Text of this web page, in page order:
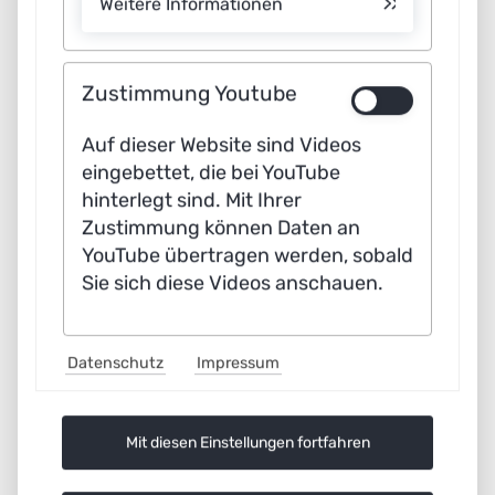
Wechselwirkungen zu stellen und sich
Kompensationsmechanismen zu
überlegen. Wenn man weiß, dass ein
sinkender Fleischkonsum sich auf
bestimmte Züchtungen auswirken
wird, weil deren Fleisch dann weniger
nachgefragt wird, könnte man über
nachdenken oder besondere
definieren. Oder man entscheidet,
dass man bestimmte Tierarten nicht
Zustimmung Youtube
Auf dieser Website sind Videos
eingebettet, die bei YouTube
hinterlegt sind. Mit Ihrer
Zustimmung können Daten an
YouTube übertragen werden, sobald
Sie sich diese Videos anschauen.
Datenschutz Impressum
Mit diesen Einstellungen fortfahren